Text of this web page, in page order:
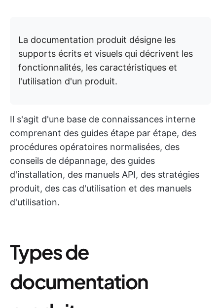
La documentation produit désigne les
supports écrits et visuels qui décrivent les
fonctionnalités, les caractéristiques et
l'utilisation d'un produit.
Il s'agit d'une base de connaissances interne
comprenant des guides étape par étape, des
procédures opératoires normalisées, des
conseils de dépannage, des guides
d'installation, des manuels API, des stratégies
produit, des cas d'utilisation et des manuels
d'utilisation.
Types de
documentation